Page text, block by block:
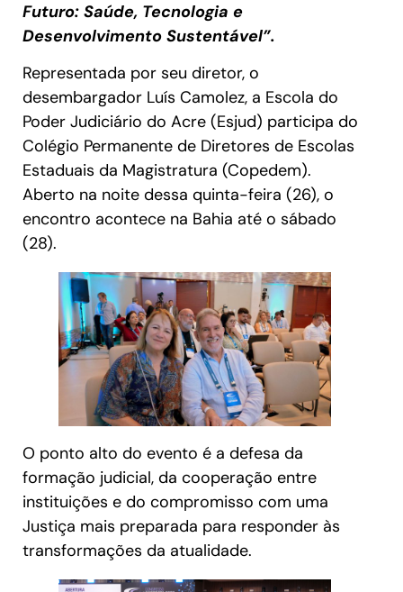
Futuro: Saúde, Tecnologia e
Desenvolvimento Sustentável”.
Representada por seu diretor, o
desembargador Luís Camolez, a Escola do
Poder Judiciário do Acre (Esjud) participa do
Colégio Permanente de Diretores de Escolas
Estaduais da Magistratura (Copedem).
Aberto na noite dessa quinta-feira (26), o
encontro acontece na Bahia até o sábado
(28).
O ponto alto do evento é a defesa da
formação judicial, da cooperação entre
instituições e do compromisso com uma
Justiça mais preparada para responder às
transformações da atualidade.